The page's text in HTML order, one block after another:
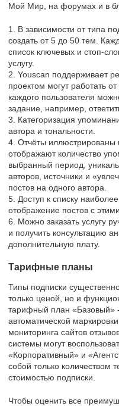
Мой Мир, на форумах и в
1. В зависимости от типа
создать от 5 до 50 тем.
список ключевых и стоп-
услугу.
2. Youscan поддерживает
проектом могут работать
каждого пользователя
задание, например,
3. Категоризация
автора и тональности.
4. Отчёты иллюстрированы
отображают количество
выбранный период,
авторов, источники и
постов на одного автора.
5. Доступ к списку
отображение постов с
6. Можно заказать услугу
и получить консультацию
дополнительную плату.
Тарифные планы
Типы подписки
только ценой, но и
тарифный план «Базовый»
автоматической
мониторинга сайтов
системы могут
«Корпоративный» и
собой только количеством
стоимостью подписки.
Чтобы оценить все